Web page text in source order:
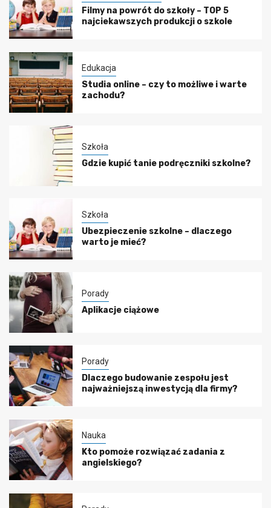
Filmy na powrót do szkoły – TOP 5
najciekawszych produkcji o szkole
Edukacja
Studia online – czy to możliwe i warte
zachodu?
Szkoła
Gdzie kupić tanie podręczniki szkolne?
Szkoła
Ubezpieczenie szkolne – dlaczego
warto je mieć?
Porady
Aplikacje ciążowe
Porady
Dlaczego budowanie zespołu jest
najważniejszą inwestycją dla firmy?
Nauka
Kto pomoże rozwiązać zadania z
angielskiego?